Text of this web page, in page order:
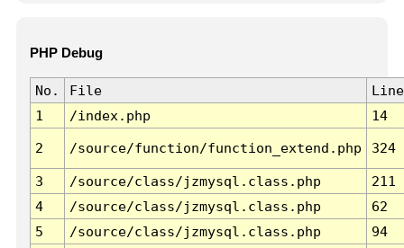
PHP Debug
No. File
Line
1
/index.php 14
2 /source/function/function_extend.php 324
3 /source/class/jzmysql.class.php
211
4
/source/class/jzmysql.class.php
62
5
/source/class/jzmysql.class.php
94